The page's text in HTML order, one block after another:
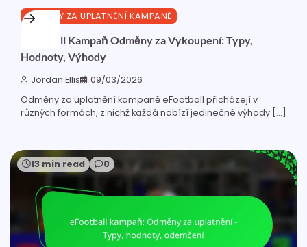
ODMĚNY ZA UPLATNĚNÍ KAMPANĚ
eFootball Kampaň Odměny za Vykoupení: Typy,
Hodnoty, Výhody
Jordan Ellis 09/03/2026
Odměny za uplatnění kampaně eFootball přicházejí v
různých formách, z nichž každá nabízí jedinečné výhody […]
13 min read 0